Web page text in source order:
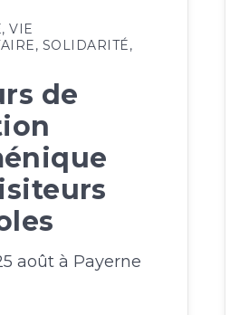
VIE
SOLIDARITÉ
de
août à Payerne